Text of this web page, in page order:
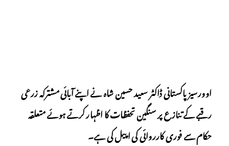
اوورسیز پاکستانی ڈاکٹر سعید حسین شاہ نے اپنے آبائی مشترکہ زرعی
رقبے کے تنازع پر سنگین تحفظات کا اظہار کرتے ہوئے متعلقہ
حکام سے فوری کارروائی کی اپیل کی ہے۔